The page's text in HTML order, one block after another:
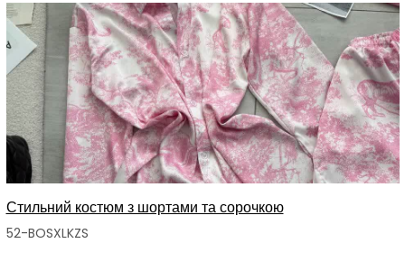
Стильний костюм з шортами та сорочкою
52-BOSXLKZS